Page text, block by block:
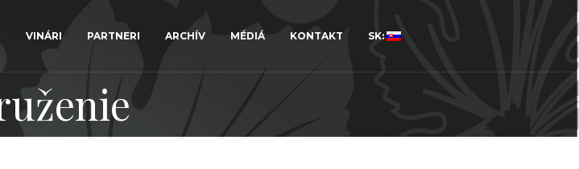
VINÁRI PARTNERI ARCHÍV MÉDIÁ KONTAKT SK: